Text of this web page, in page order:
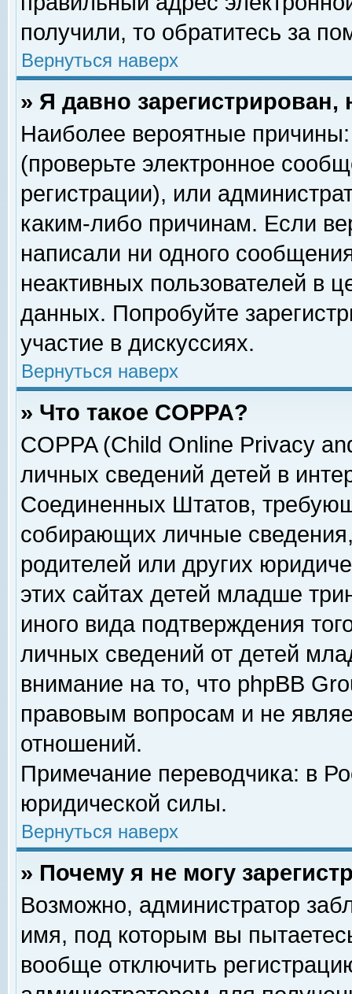
получили, то обратитесь за
Вернуться наверх
» Я давно
Наиболее вероятные
(проверьте электронное
регистрации), или
каким-либо причинам. Если
написали ни одного
неактивных пользователей в
данных. Попробуйте
участие в дискуссиях.
Вернуться наверх
» Что такое COPPA?
COPPA (Child Online Privacy
личных сведений детей в
Соединенных Штатов,
собирающих личные
родителей или других
этих сайтах детей младше
иного вида подтверждения
личных сведений от детей
внимание на то, что phpBB
правовым вопросам и не
отношений.
Примечание переводчика: в
юридической силы.
Вернуться наверх
» Почему я не могу
Возможно, администратор
имя, под которым вы
вообще отключить